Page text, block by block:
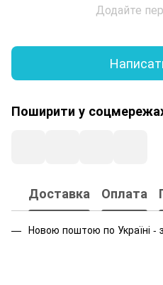
Додайте
Поширити у
Доставка Оплата
Новою поштою по Україні -